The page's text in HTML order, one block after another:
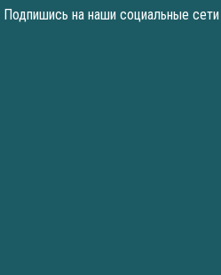
Подпишись на наши социальные сети